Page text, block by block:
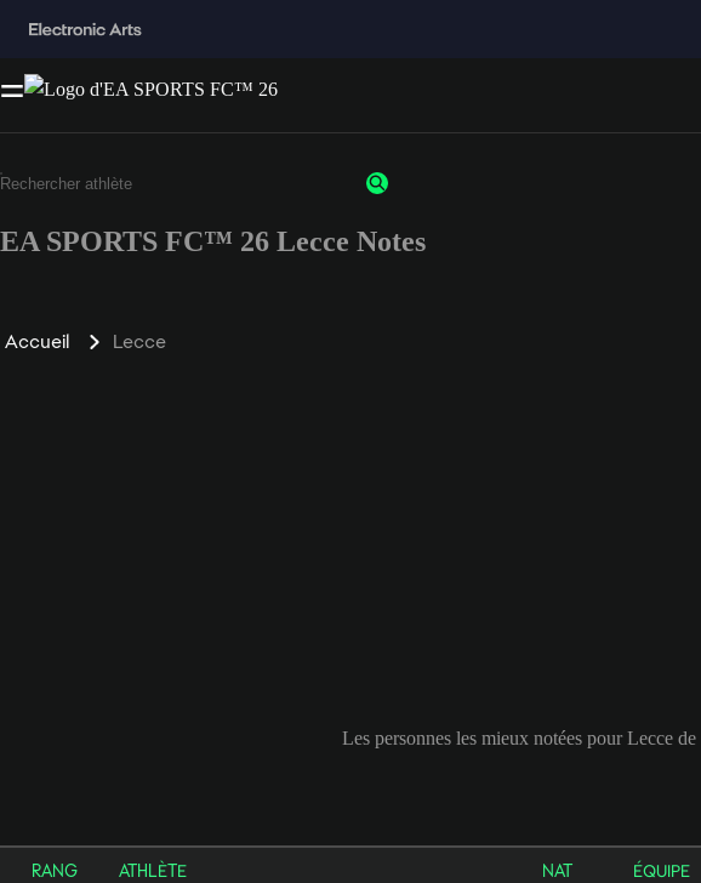
EA SPORTS FC™ 26 Lecce Notes
Accueil Lecce
Les personnes les mieux notées pour Lecce de
RANG ATHLÈTE NAT ÉQUIPE